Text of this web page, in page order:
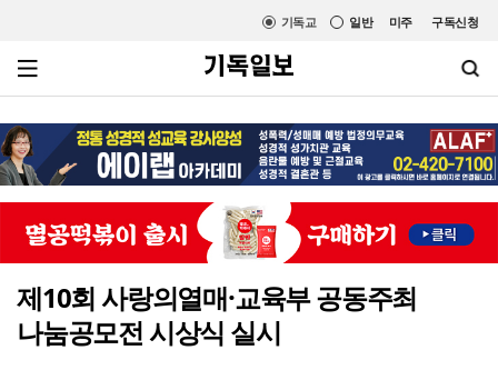
미주 구독신청
일반
기독교
제10회 사랑의열매·교육부 공동주최
나눔공모전 시상식 실시